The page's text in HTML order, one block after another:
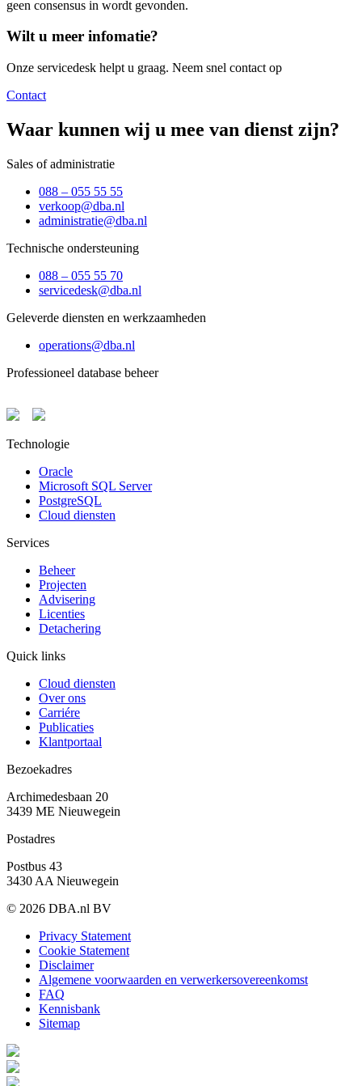
geen consensus in wordt gevonden.
Wilt u meer infomatie?
Onze servicedesk helpt u graag. Neem snel contact op
Contact
Waar kunnen wij u mee van dienst zijn?
Sales of administratie
088 – 055 55 55
verkoop@dba.nl
administratie@dba.nl
Technische ondersteuning
088 – 055 55 70
servicedesk@dba.nl
Geleverde diensten en werkzaamheden
operations@dba.nl
Professioneel database beheer
Technologie
Oracle
Microsoft SQL Server
PostgreSQL
Cloud diensten
Services
Beheer
Projecten
Advisering
Licenties
Detachering
Quick links
Cloud diensten
Over ons
Carriére
Publicaties
Klantportaal
Bezoekadres
Archimedesbaan 20
3439 ME Nieuwegein
Postadres
Postbus 43
3430 AA Nieuwegein
© 2026 DBA.nl BV
Privacy Statement
Cookie Statement
Disclaimer
Algemene voorwaarden en verwerkersovereenkomst
FAQ
Kennisbank
Sitemap